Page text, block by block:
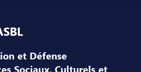
et Défense
Sociaux, Culturels et